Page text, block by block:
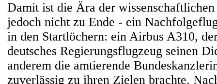
Damit ist die Ära der
jedoch nicht zu Ende - ein
in den Startlöchern: ein Airbus A310,
deutsches Regierungsflugzeug seinen
anderem die amtierende
zuverlässig zu ihren Zielen brachte.